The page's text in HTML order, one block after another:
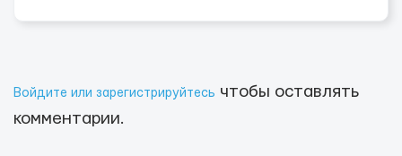
Войдите или зарегистрируйтесь чтобы оставлять
комментарии.